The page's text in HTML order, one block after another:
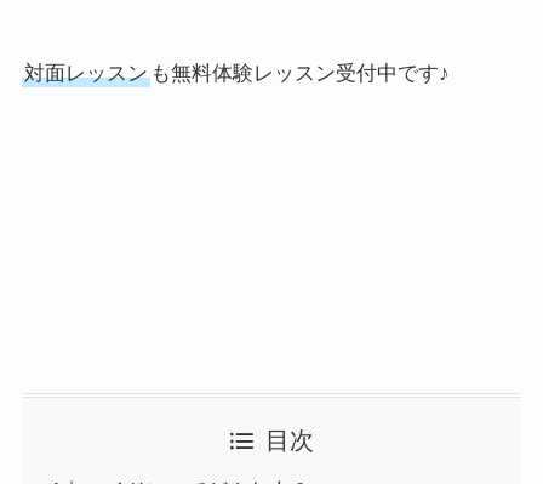
対面レッスンも無料体験レッスン受付中です♪
目次